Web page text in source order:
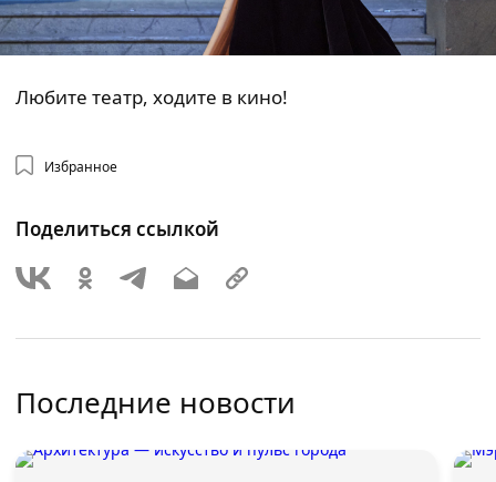
Любите театр, ходите в кино!
Избранное
Поделиться ссылкой
Последние новости